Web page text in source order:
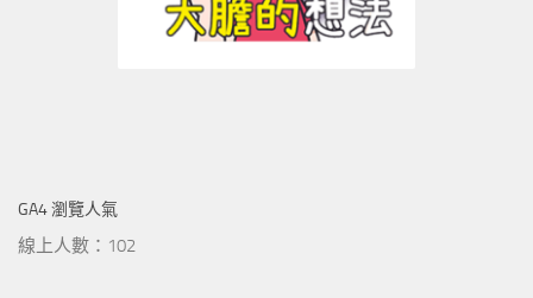
GA4 瀏覽人氣
線上人數：102